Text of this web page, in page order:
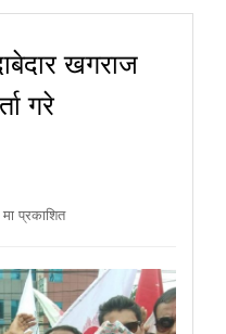
खगराज
गरे
प्रकाशित